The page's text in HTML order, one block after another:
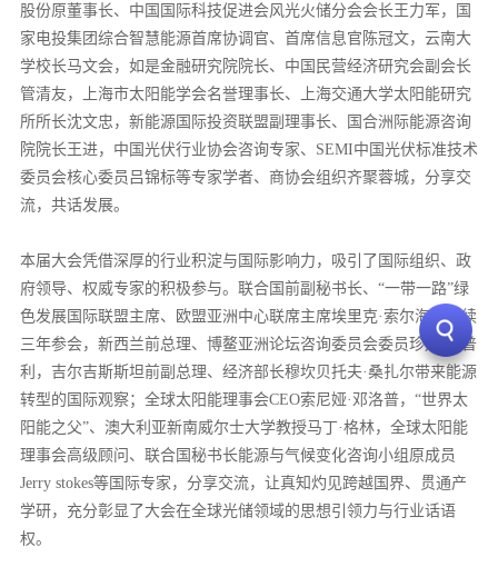
股份原董事长、中国国际科技促进会风光火储分会会长王力军，国
家电投集团综合智慧能源首席协调官、首席信息官陈冠文，云南大
学校长马文会，如是金融研究院院长、中国民营经济研究会副会长
管清友，上海市太阳能学会名誉理事长、上海交通大学太阳能研究
所所长沈文忠，新能源国际投资联盟副理事长、国合洲际能源咨询
院院长王进，中国光伏行业协会咨询专家、SEMI中国光伏标准技术
委员会核心委员吕锦标等专家学者、商协会组织齐聚蓉城，分享交
流，共话发展。
本届大会凭借深厚的行业积淀与国际影响力，吸引了国际组织、政
府领导、权威专家的积极参与。联合国前副秘书长、“一带一路”绿
色发展国际联盟主席、欧盟亚洲中心联席主席埃里克·索尔海姆连续
三年参会，新西兰前总理、博鳌亚洲论坛咨询委员会委员珍妮·希普
利，吉尔吉斯斯坦前副总理、经济部长穆坎贝托夫·桑扎尔带来能源
转型的国际观察；全球太阳能理事会CEO索尼娅·邓洛普，“世界太
阳能之父”、澳大利亚新南威尔士大学教授马丁·格林，全球太阳能
理事会高级顾问、联合国秘书长能源与气候变化咨询小组原成员
Jerry stokes等国际专家，分享交流，让真知灼见跨越国界、贯通产
学研，充分彰显了大会在全球光储领域的思想引领力与行业话语
权。